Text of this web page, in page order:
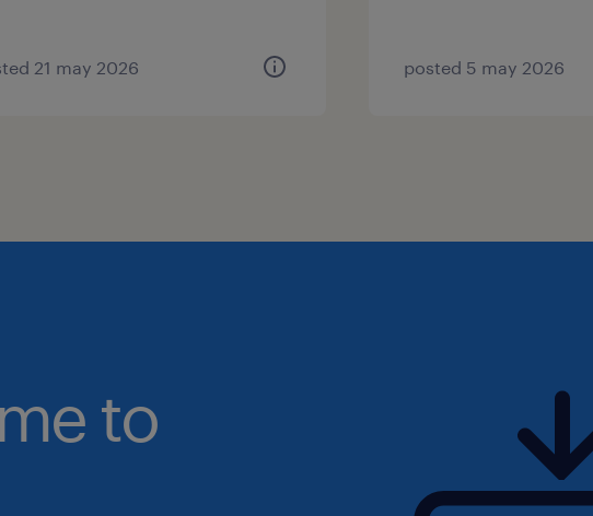
21 may 2026 posted 5 may 2026
to